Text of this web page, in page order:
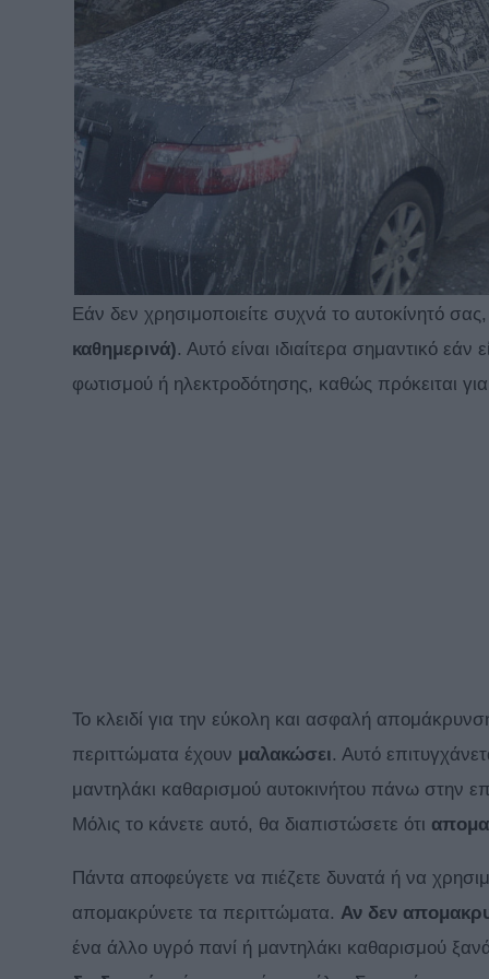
Εάν δεν χρησιμοποιείτε συχνά το αυτοκίνητό
καθημερινά). Αυτό είναι ιδιαίτερα σημαντικό
φωτισμού ή ηλεκτροδότησης, καθώς πρόκειται
Το κλειδί για την εύκολη και ασφαλή
περιττώματα έχουν μαλακώσει. Αυτό
μαντηλάκι καθαρισμού αυτοκινήτου πάνω στην
Μόλις το κάνετε αυτό, θα διαπιστώσετε ότι
Πάντα αποφεύγετε να πιέζετε δυνατά ή να
απομακρύνετε τα περιττώματα. Αν δεν
ένα άλλο υγρό πανί ή μαντηλάκι καθαρισμού